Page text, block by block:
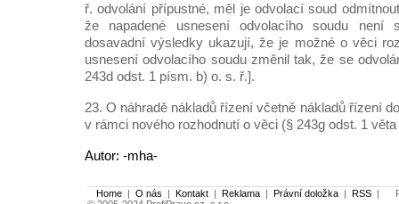
ř. odvolání přípustné, měl je odvolací soud
že napadené usnesení odvolacího soudu není
dosavadní výsledky ukazují, že je možné o věci
usnesení odvolacího soudu změnil tak, že se
243d odst. 1 písm. b) o. s. ř.].
23. O náhradě nákladů řízení včetně nákladů řízení
v rámci nového rozhodnutí o věci (§ 243g odst. 1
Autor: -mha-
Home | O nás | Kontakt | Reklama | Právní doložka | RSS |